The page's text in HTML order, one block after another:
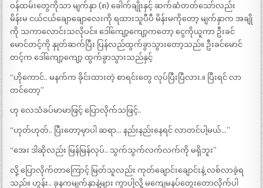
ဝန်ထမ်းတွေကိုသာ မျက်နှာ (၈) ခေါက်ချိုးနှင့် ဆက်ဆံတတ်သော်လည်း
မိန်းမ ငယ်ငယ်ချောချောလေးကို ရထားသူပီပီ မိန်းမကိုတော့ မျက်နှာက အချို
ကို သကာလောင်းသလိုပင်။ ဒေါ်ကျော့ကျော့ကတော့ ငွေကိုယူကာ ဦးခင်
မောင်တင့်ကို နှုတ်ဆက်ပြီး ပြန်လည်ထွက်ခွာသွားတော့သည်။ ဦးခင်မောင်
တင့်က ဒေါ်ကျော့ကျော့ ထွက်ခွာသွားသည်နှင့်
“ဟိုကောင်.. မနက်က ခိုင်းထားတဲ့ စာရင်းတွေ လုပ်ပြီးပြီလား.။ ပြီးရင် လာ
တင်တော့”
ဟု လေသံခပ်မာမာဖြင့် ပြောလိုက်သဖြင့်..
“ဟုတ်ဟုတ်.. ပြီးတော့မှာပါ ဆရာ… နည်းနည်းနေရင် လာတင်ပါ့မယ်…”
“အေး ဒါဆိုလည်း မြန်မြန်လုပ်.. သွက်သွက်လက်လက်ကို မရှိဘူး”
လို့ ပြောလိုက်တာကြောင့် မြတ်သူလည်း ကုတ်ချောင်းချောင်းနဲ့ လစ်လာခဲ့ရ
သည်။ ဟွန်း.. ခုနကမျက်နှာနဲ့များ ကွာပါ့လို့ မကျေမနပ်တွေးတောလိုက်ပါ